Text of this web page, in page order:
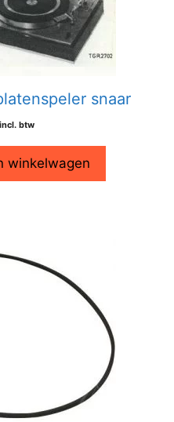
snaar
incl. btw
winkelwagen